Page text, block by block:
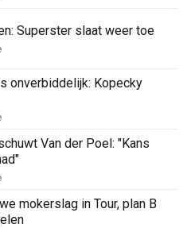
Superster slaat weer toe
onverbiddelijk: Kopecky
Van der Poel: "Kans
mokerslag in Tour, plan B